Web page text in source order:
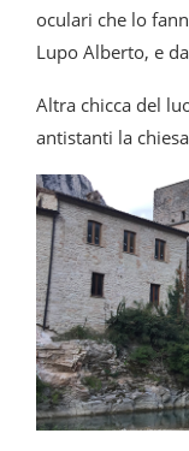
oculari che lo
Lupo Alberto, e
Altra chicca del
antistanti la